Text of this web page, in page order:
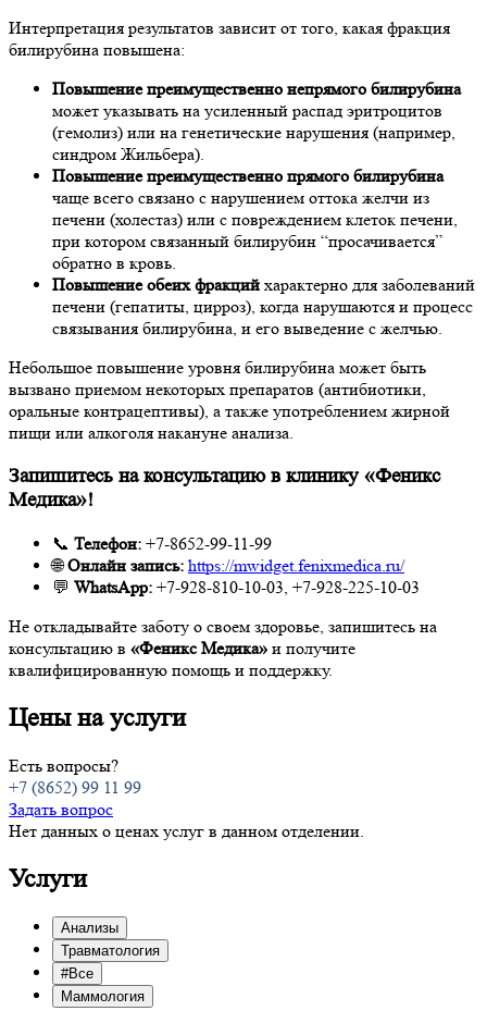
Интерпретация результатов зависит от того, какая фракция
билирубина повышена:
Повышение преимущественно непрямого билирубина
может указывать на усиленный распад эритроцитов
(гемолиз) или на генетические нарушения (например,
синдром Жильбера).
Повышение преимущественно прямого билирубина
чаще всего связано с нарушением оттока желчи из
печени (холестаз) или с повреждением клеток печени,
при котором связанный билирубин “просачивается”
обратно в кровь.
Повышение обеих фракций характерно для заболеваний
печени (гепатиты, цирроз), когда нарушаются и процесс
связывания билирубина, и его выведение с желчью.
Небольшое повышение уровня билирубина может быть
вызвано приемом некоторых препаратов (антибиотики,
оральные контрацептивы), а также употреблением жирной
пищи или алкоголя накануне анализа.
Запишитесь на консультацию в клинику «Феникс
Медика»!
📞 Телефон: +7-8652-99-11-99
🌐Онлайн запись: https://mwidget.fenixmedica.ru/
💬 WhatsApp: +7-928-810-10-03, +7-928-225-10-03
Не откладывайте заботу о своем здоровье, запишитесь на
консультацию в «Феникс Медика» и получите
квалифицированную помощь и поддержку.
Цены на услуги
Есть вопросы?
+7 (8652) 99 11 99
Задать вопрос
Нет данных о ценах услуг в данном отделении.
Услуги
Анализы
Травматология
#Все
Маммология